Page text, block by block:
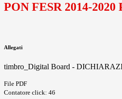
PON FESR 2014-
Allegati
timbro_Digital Board -
File PDF
Contatore click: 46